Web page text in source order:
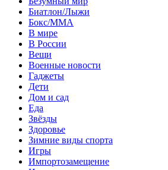
Биатлон/Лыжи
Бокс/MMA
В мире
В России
Вещи
Военные новости
Гаджеты
Дети
Дом и сад
Еда
Звёзды
Здоровье
Зимние виды спорта
Игры
Импортозамещение